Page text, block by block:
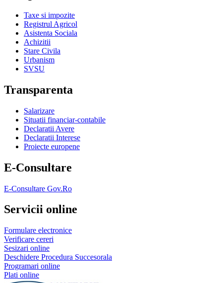
Taxe si impozite
Registrul Agricol
Asistenta Sociala
Achizitii
Stare Civila
Urbanism
SVSU
Transparenta
Salarizare
Situatii financiar-contabile
Declaratii Avere
Declaratii Interese
Proiecte europene
E-Consultare
E-Consultare Gov.Ro
Servicii online
Formulare electronice
Verificare cereri
Sesizari online
Deschidere Procedura Succesorala
Programari online
Plati online